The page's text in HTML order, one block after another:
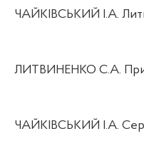
ЧАЙКІВСЬКИЙ І.А.
ЛИТВИНЕНКО С.А.
ЧАЙКІВСЬКИЙ І.А.